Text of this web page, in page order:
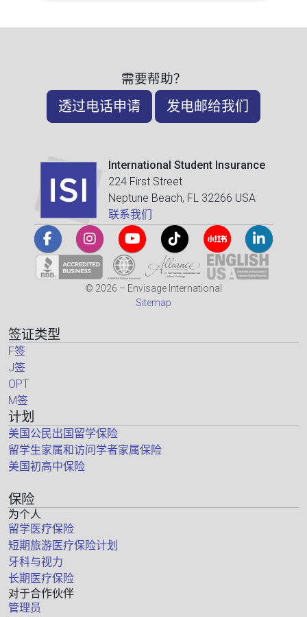
需要帮助？
透过电话申请 发电邮给我们
International Student Insurance
224 First Street
Neptune Beach, FL 32266 USA
联系我们
© 2026 – Envisage International
Sitemap
签证类型
F签
J签
OPT
M签
计划
美国公民出国留学保险
留学生家属和访问学者家属保险
美国初高中保险
保险
为个人
留学医疗保险
短期旅游医疗保险计划
牙科与视力
长期医疗保险
对于合作伙伴
管理员